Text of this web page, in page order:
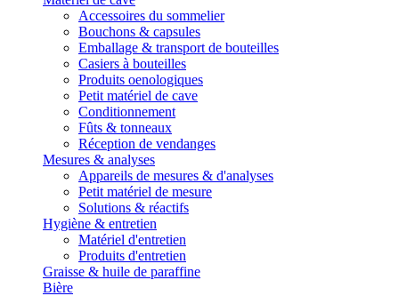
Accessoires du sommelier
Bouchons & capsules
Emballage & transport de bouteilles
Casiers à bouteilles
Produits oenologiques
Petit matériel de cave
Conditionnement
Fûts & tonneaux
Réception de vendanges
Mesures & analyses
Appareils de mesures & d'analyses
Petit matériel de mesure
Solutions & réactifs
Hygiène & entretien
Matériel d'entretien
Produits d'entretien
Graisse & huile de paraffine
Bière